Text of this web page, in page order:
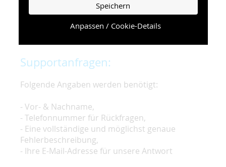
Speichern
Anpassen / Cookie-Details
Die schnellste Hilfe finden Sie auf unserer
Seite, die die häufig gestellten Fragen
Supportanfragen:
Folgende Angaben werden benötigt:
- Vor- & Nachname,
- Telefonnummer für Rückfragen,
- Eine vollständige und möglichst genaue
Fehlerbeschreibung,
- Ihre E-Mail-Adresse für unsere Antwort